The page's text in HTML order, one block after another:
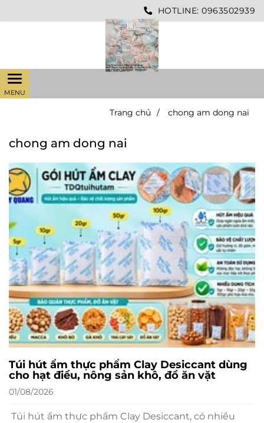
HOTLINE: 0963502939
Trang chủ / chong am dong nai
chong am dong nai
Túi hút ẩm thực phẩm Clay Desiccant dùng
cho hạt điều, nông sản khô, đồ ăn vặt
01/08/2026
Túi hút ẩm thực phẩm Clay Desiccant, có nhiều